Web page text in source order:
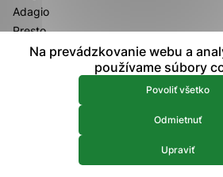
Adagio
Presto
Wolfgang Amadeus Mozart (1756 –
Koncert pre klavír a orchester A dur č.
Johann Sebastian Bach
Na prevádzkovanie webu a
používame súbory
Povoliť všetko
Odmietnuť
Upraviť
Uložiť nastavenia
Viac informácií